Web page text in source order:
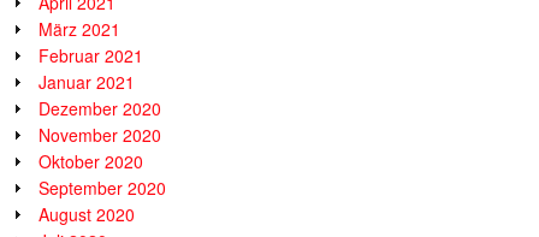
März 2021
Februar 2021
Januar 2021
Dezember 2020
November 2020
Oktober 2020
September 2020
August 2020